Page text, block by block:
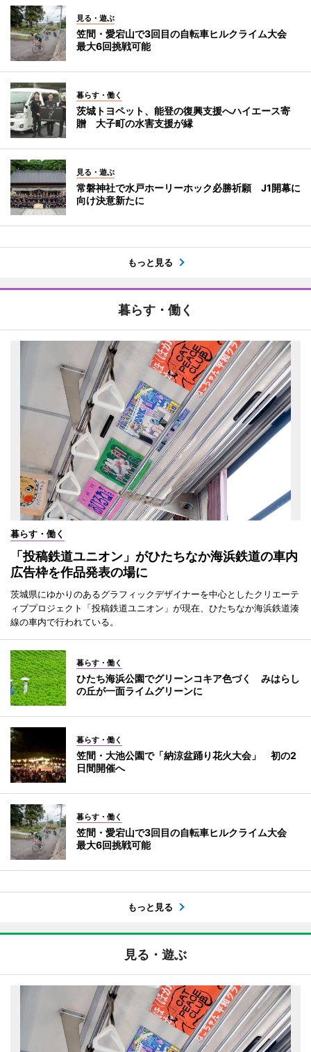
見る・遊ぶ
笠間・愛宕山で3回目の自転車ヒルクライム大会
最大6回挑戦可能
暮らす・働く
茨城トヨペット、能登の復興支援へハイエース寄
贈 大子町の水害支援が縁
見る・遊ぶ
常磐神社で水戸ホーリーホック必勝祈願 J1開幕に
向け決意新たに
もっと見る
暮らす・働く
暮らす・働く
「投稿鉄道ユニオン」がひたちなか海浜鉄道の車内
広告枠を作品発表の場に
茨城県にゆかりのあるグラフィックデザイナーを中心としたクリエーテ
ィブプロジェクト「投稿鉄道ユニオン」が現在、ひたちなか海浜鉄道湊
線の車内で行われている。
暮らす・働く
ひたち海浜公園でグリーンコキア色づく みはらし
の丘が一面ライムグリーンに
暮らす・働く
笠間・大池公園で「納涼盆踊り花火大会」 初の2
日間開催へ
暮らす・働く
笠間・愛宕山で3回目の自転車ヒルクライム大会
最大6回挑戦可能
もっと見る
見る・遊ぶ